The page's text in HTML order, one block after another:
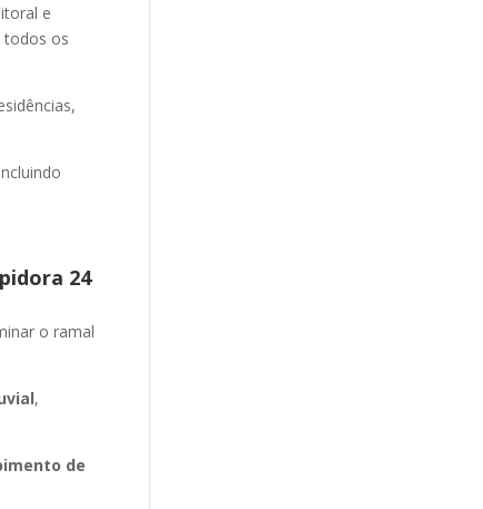
e
todos os
24
o ramal
,
de